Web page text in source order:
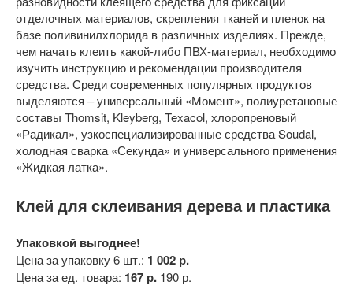
отделочных материалов, скрепления тканей и пленок на
базе поливинилхлорида в различных изделиях. Прежде,
чем начать клеить какой-либо ПВХ-материал, необходимо
изучить инструкцию и рекомендации производителя
средства. Среди современных популярных продуктов
выделяются – универсальный «Момент», полиуретановые
составы Thomsit, Kleyberg, Texacol, хлоропреновый
«Радикал», узкоспециализированные средства Soudal,
холодная сварка «Секунда» и универсального применения
«Жидкая латка».
Клей для склеивания дерева и пластика
Упаковкой выгоднее!
Цена за упаковку 6 шт.: 1 002 р.
Цена за ед. товара: 167 р. 190 р.